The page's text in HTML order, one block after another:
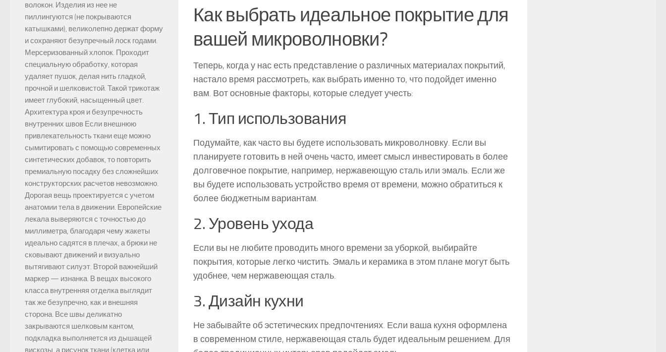
Как выбрать идеальное покрытие для
вашей микроволновки?
Теперь, когда у нас есть представление о различных материалах покрытий,
настало время рассмотреть, как выбрать именно то, что подойдет именно
вам. Вот основные факторы, которые следует учесть:
1. Тип использования
Подумайте, как часто вы будете использовать микроволновку. Если вы
планируете готовить в ней очень часто, имеет смысл инвестировать в более
долговечное покрытие, например, нержавеющую сталь или эмаль. Если же
вы будете использовать устройство время от времени, можно обратиться к
более бюджетным вариантам.
2. Уровень ухода
Если вы не любите проводить много времени за уборкой, выбирайте
покрытия, которые легко чистить. Эмаль и керамика в этом плане могут быть
удобнее, чем нержавеющая сталь.
3. Дизайн кухни
Не забывайте об эстетических предпочтениях. Если ваша кухня оформлена
в современном стиле, нержавеющая сталь будет идеальным решением. Для
волокон. Изделия из нее не
пиллингуются (не покрываются
катышками), великолепно держат форму
и сохраняют безупречный лоск годами.
Мерсеризованный хлопок. Проходит
специальную обработку, которая
удаляет пушок, делая нить гладкой,
прочной и шелковистой. Такой трикотаж
имеет глубокий, насыщенный цвет.
Архитектура кроя и безупречность
внутренних швов Если внешнюю
привлекательность ткани еще можно
сымитировать с помощью современных
синтетических добавок, то повторить
премиальную посадку без сложнейших
конструкторских расчетов невозможно.
Дорогая вещь проектируется с учетом
анатомии тела в движении. Европейские
лекала выверяются с точностью до
миллиметра, благодаря чему жакеты
идеально садятся в плечах, а брюки не
сковывают движений и визуально
вытягивают силуэт. Второй важнейший
маркер — изнанка. В вещах высокого
класса внутренняя отделка выглядит
так же безупречно, как и внешняя
сторона. Все швы деликатно
закрываются шелковым кантом,
подкладка выполняется из дышащей
вискозы, а рисунок ткани (клетка или